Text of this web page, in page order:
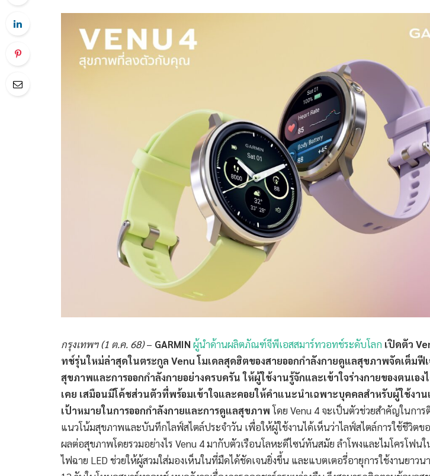
กรุงเทพฯ (1 ต.ค. 68)– GARMIN ผู้นำด้านผลิตภัณฑ์จีพีเอสสมาร์ทวอทช์ระดับโลก เปิดตัว
ทช์รุ่นใหม่ล่าสุดในตระกูล Venu โมเดลสุดฮิตของสายออกกำลังกายดูแลสุขภาพจัดเต็มฟี
สุขภาพและการออกกำลังกายอย่างครบครัน ให้ผู้ใช้งานรู้จักและเข้าใจร่างกายของตนเอง
เคย เสมือนมีโค้ชส่วนตัวที่พร้อมเข้าใจและคอยให้คำแนะนำเฉพาะบุคคลสำหรับผู้ใช้งา
เป้าหมายในการออกกำลังกายและการดูแลสุขภาพโดย Venu 4 จะเป็นตัวช่วยสำคัญในกา
แนวโน้มสุขภาพและบันทึกไลฟ์สไตล์ประจำวัน เพื่อให้ผู้ใช้งานได้เห็นว่าไลฟ์สไตล์การใช้ชีวิตข
ผลต่อสุขภาพโดยรวมอย่างไร Venu 4 มากับตัวเรือนโลหะดีไซน์ทันสมัย ลำโพงและไมโครโฟน
ไฟฉาย LED ช่วยให้ผู้สวมใส่มองเห็นในที่มืดได้ชัดเจนยิ่งขึ้น และแบตเตอรี่อายุการใช้งานยาวน